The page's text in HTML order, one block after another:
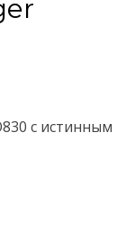
с истинным